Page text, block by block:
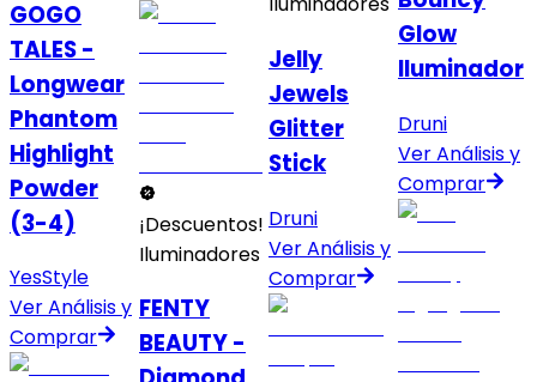
GOGO
TALES -
Longwear
Phantom
Highlight
Powder
(3-4)
YesStyle
Ver Análisis y
Comprar
¡Descuentos!
Iluminadores
FENTY
BEAUTY -
Jelly
Jewels
Glitter
Stick
Druni
Ver Análisis y
Comprar
Glow
Iluminador
Druni
Ver Análisis y
Comprar